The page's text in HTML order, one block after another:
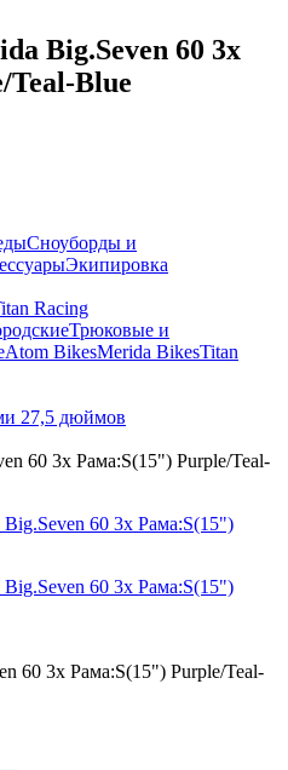
Big.Seven 60 3x
Blue
Cноуборды и
Экипировка
Racing
Трюковые и
Atom BikesMerida BikesTitan
27,5 дюймов
60 3x Рама:S(15") Purple/Teal-
60 3x Рама:S(15") Purple/Teal-